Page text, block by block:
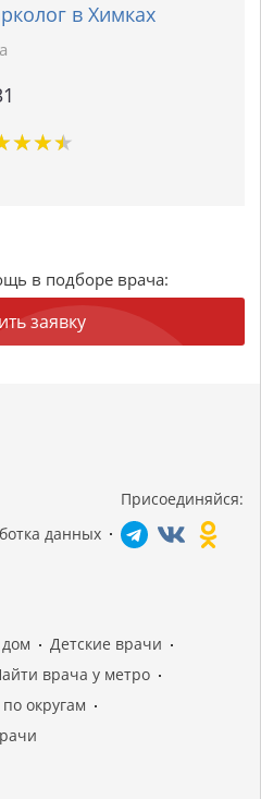
в Химках
★★★
★★★
в подборе врача:
заявку
данных
Присоединяйся:
Детские врачи
врача у метро
округам